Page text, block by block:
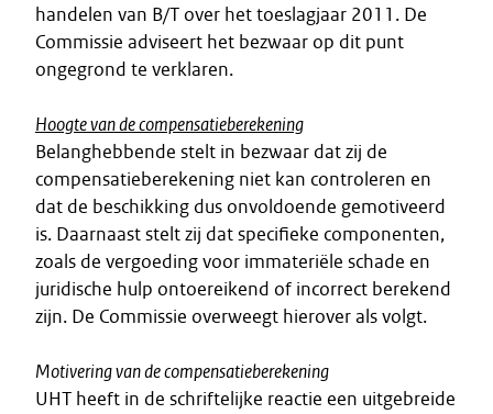
handelen van B/T over het toeslagjaar 2011. De
Commissie adviseert het bezwaar op dit punt
ongegrond te verklaren.
Hoogte van de compensatieberekening
Belanghebbende stelt in bezwaar dat zij de
compensatieberekening niet kan controleren en
dat de beschikking dus onvoldoende gemotiveerd
is. Daarnaast stelt zij dat specifieke componenten,
zoals de vergoeding voor immateriële schade en
juridische hulp ontoereikend of incorrect berekend
zijn. De Commissie overweegt hierover als volgt.
Motivering van de compensatieberekening
UHT heeft in de schriftelijke reactie een uitgebreide